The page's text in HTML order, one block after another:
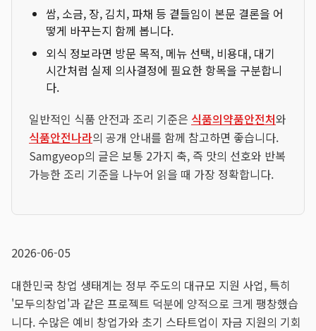
쌈, 소금, 장, 김치, 파채 등 곁들임이 본문 결론을 어
떻게 바꾸는지 함께 봅니다.
외식 정보라면 방문 목적, 메뉴 선택, 비용대, 대기
시간처럼 실제 의사결정에 필요한 항목을 구분합니
다.
일반적인 식품 안전과 조리 기준은 식품의약품안전처와
식품안전나라의 공개 안내를 함께 참고하면 좋습니다.
Samgyeop의 글은 보통 2가지 축, 즉 맛의 선호와 반복
가능한 조리 기준을 나누어 읽을 때 가장 정확합니다.
2026-06-05
대한민국 창업 생태계는 정부 주도의 대규모 지원 사업, 특히
'모두의창업'과 같은 프로젝트 덕분에 양적으로 크게 팽창했습
니다. 수많은 예비 창업가와 초기 스타트업이 자금 지원의 기회